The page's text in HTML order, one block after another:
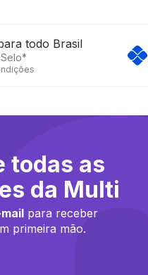
todo Brasil
todas as
da Multi
para receber
primeira mão.